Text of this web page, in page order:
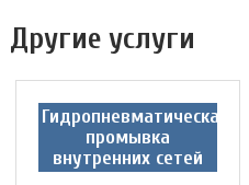
Другие услуги
Гидропневматическая
промывка
внутренних сетей